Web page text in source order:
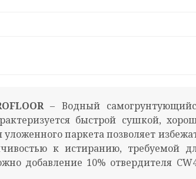
– Водный
быстрой сушкой,
паркета позволяет
к истиранию, требуемой
добавление 10% отвердителя